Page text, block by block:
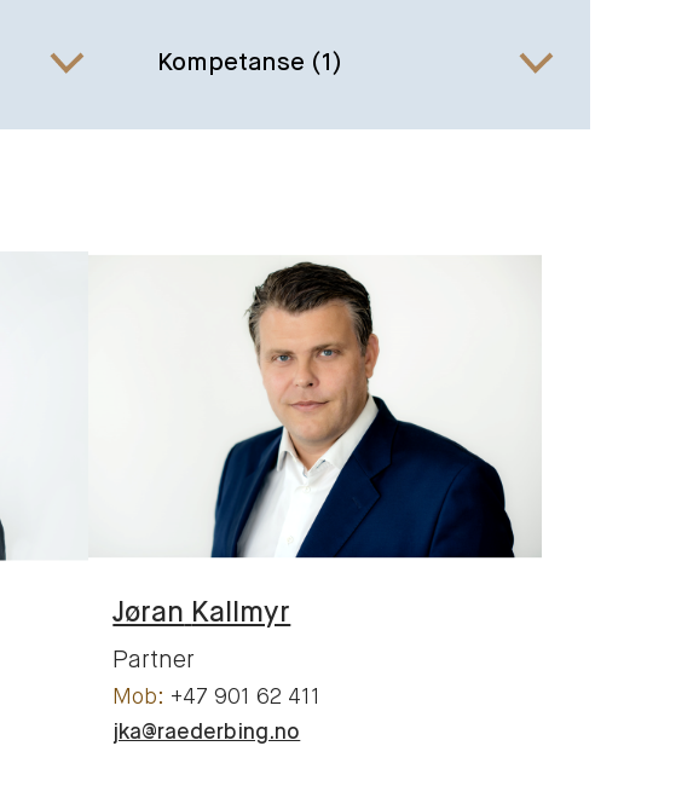
Kompetanse (1)
Jøran Kallmyr
Partner
+47 901 62 411
jka@raederbing.no